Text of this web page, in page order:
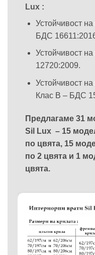
Lux :
Устойчивост
БДС
Устойчивост
12720:2009.
Устойчивост
Клас В – БДС
Предлагаме 31
Sil Lux – 15
по цвята, 15
по 2 цвята и 1
цвята.